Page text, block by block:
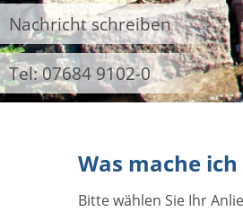
Nachricht schreiben
Tel: 07684 9102-0
Was mache ich
Bitte wählen Sie Ihr